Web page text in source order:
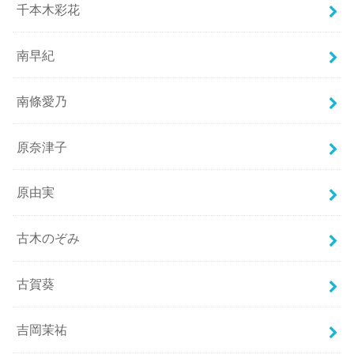
千本木彩花
南早紀
南條愛乃
原奈津子
原由実
古木のぞみ
古賀葵
吉岡茉祐